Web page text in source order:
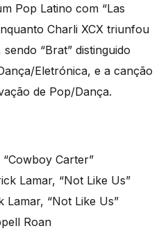
Pop Latino com “Las
Charli XCX triunfou
“Brat” distinguido
Eletrónica, e a canção
de Pop/Dança.
Carter”
Lamar, “Not Like Us”
Lamar, “Not Like Us”
Roan